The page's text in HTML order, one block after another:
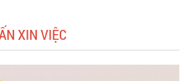
XIN VIỆC